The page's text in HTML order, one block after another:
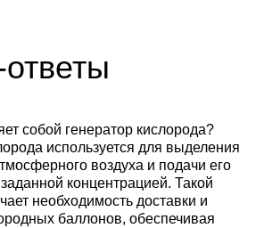
собой генератор кислорода?
используется для выделения
воздуха и подачи его
концентрацией. Такой
необходимость доставки и
баллонов, обеспечивая